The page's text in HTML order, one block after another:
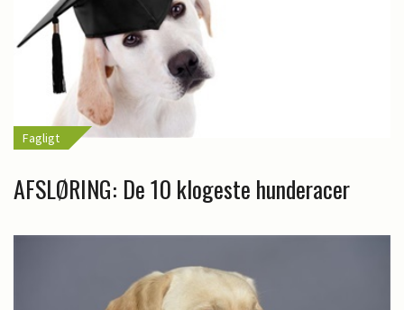
Fagligt
AFSLØRING: De 10 klogeste hunderacer